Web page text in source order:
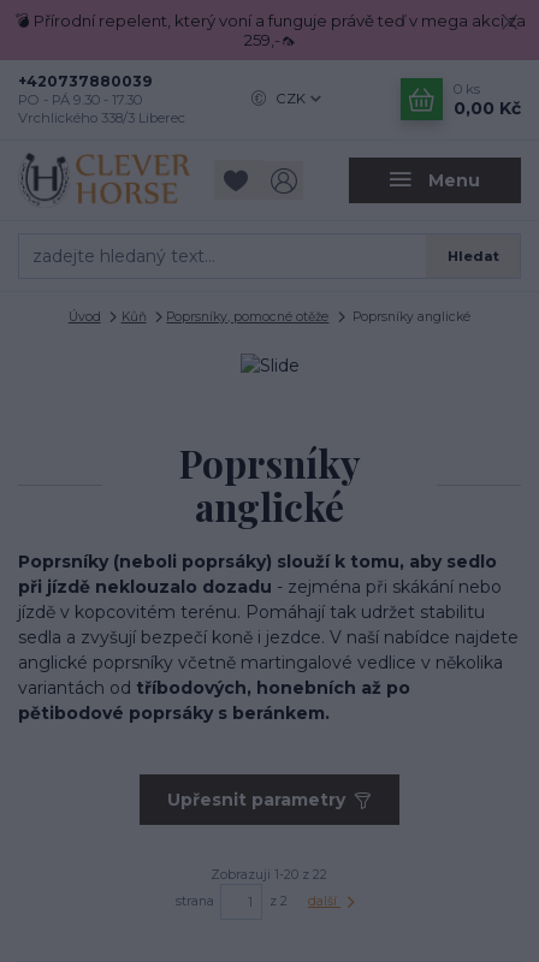
💣 Přírodní repelent, který voní a funguje právě teď v mega akci za
259,-🦟
Menu
CZK
Hledat
+420737880039
PO - PÁ 9.30 - 17.30
Vrchlického 338/3 Liberec
0 ks
0,00 Kč
Úvod Kůň Poprsníky, pomocné otěže Poprsníky anglické
Poprsníky
anglické
Poprsníky (neboli poprsáky) slouží k tomu, aby sedlo
při jízdě neklouzalo dozadu - zejména při skákání nebo
jízdě v kopcovitém terénu. Pomáhají tak udržet stabilitu
sedla a zvyšují bezpečí koně i jezdce. V naší nabídce najdete
anglické poprsníky včetně martingalové vedlice v několika
variantách od tříbodových, honebních až po
pětibodové poprsáky s beránkem.
Upřesnit parametry
Zobrazuji 1-20 z 22
strana
z 2 další